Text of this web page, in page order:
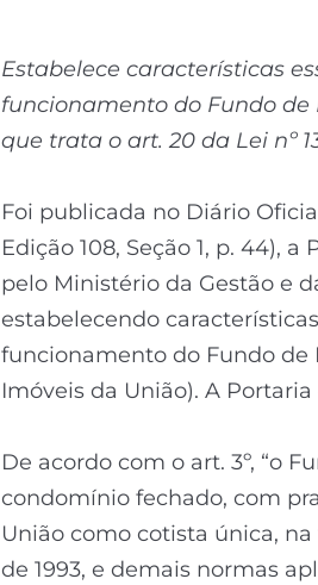
Estabelece características
funcionamento do Fundo
que trata o art. 20 da Lei nº
Foi publicada no Diário
Edição 108, Seção 1, p. 44),
pelo Ministério da Gestão e
estabelecendo
funcionamento do Fundo de
Imóveis da União). A
De acordo com o art. 3º, “o
condomínio fechado, com
União como cotista única,
de 1993, e demais normas